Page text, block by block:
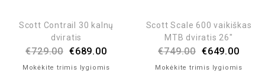
Scott Contrail 30 kalnų
dviratis
€729.00 €689.00
Mokėkite trimis lygiomis
Scott Scale 600 vaikiškas
MTB dviratis 26″
€749.00 €649.00
Mokėkite trimis lygiomis